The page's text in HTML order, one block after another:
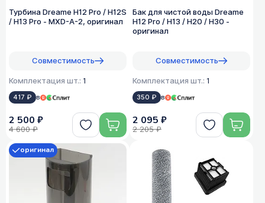
Турбина Dreame H12 Pro / H12S
/ H13 Pro - MXD-A-2, оригинал
Совместимость
Комплектация шт.: 1
417 ₽ в
2 500 ₽
4 600 ₽
Бак для чистой воды Dreame
H12 Pro / H13 / H20 / H30 -
оригинал
Совместимость
Комплектация шт.: 1
350 ₽ в
2 095 ₽
2 205 ₽
оригинал